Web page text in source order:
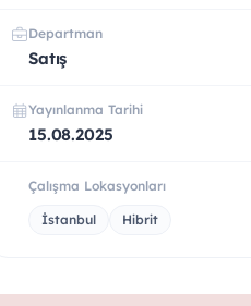
Departman
Satış
Yayınlanma Tarihi
15.08.2025
Çalışma Lokasyonları
İstanbul Hibrit